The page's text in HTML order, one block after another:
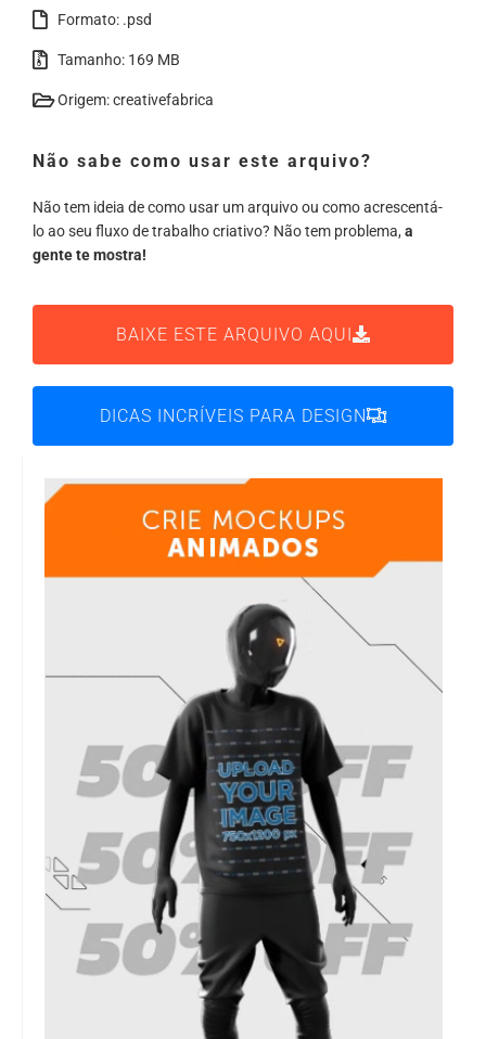
Formato: .psd
Tamanho: 169 MB
Origem: creativefabrica
Não sabe como usar este arquivo?
Não tem ideia de como usar um arquivo ou como acrescentá-
lo ao seu fluxo de trabalho criativo? Não tem problema, a
gente te mostra!
BAIXE ESTE ARQUIVO AQUI
DICAS INCRÍVEIS PARA DESIGN